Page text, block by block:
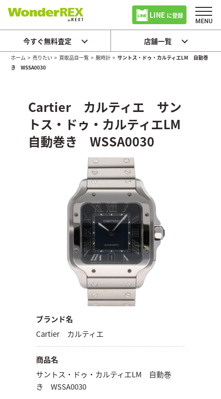
LINE に登録
今すぐ無料査定 店舗一覧
ホーム >売りたい > 買取品目一覧 >腕時計 >サントス・ドゥ・カルティエLM 自動巻
き WSSA0030
Cartier カルティエ サン
トス・ドゥ・カルティエLM
自動巻き WSSA0030
ブランド名
Cartier カルティエ
商品名
サントス・ドゥ・カルティエLM 自動巻
き WSSA0030